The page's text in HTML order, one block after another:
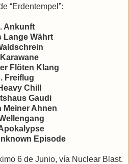
“Erdentempel”:
Ankunft
Lange Währt
Flöten Klang
Freiflug
Chill
Gaudi
Meiner Ahnen
Episode
6 de Junio, vía Nuclear Blast.